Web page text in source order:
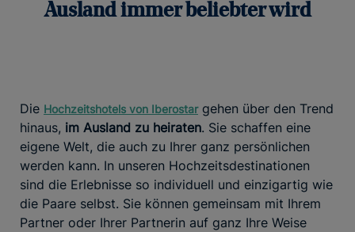
Ausland immer beliebter wird
Die Hochzeitshotels von Iberostargehen über den Trend
hinaus, im Ausland zu heiraten. Sie schaffen eine
eigene Welt, die auch zu Ihrer ganz persönlichen
werden kann. In unseren Hochzeitsdestinationen
sind die Erlebnisse so individuell und einzigartig wie
die Paare selbst. Sie können gemeinsam mit Ihrem
Partner oder Ihrer Partnerin auf ganz Ihre Weise